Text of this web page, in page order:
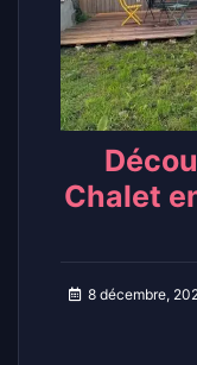
Chalet
8 décembre,